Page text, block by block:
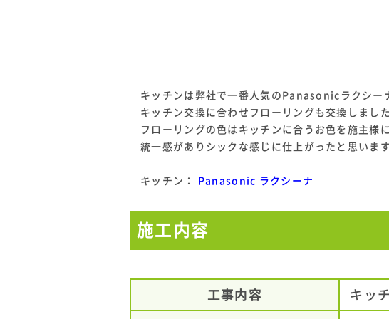
キッチンは弊社で一番人気のPanasonicラクシー
キッチン交換に合わせフローリングも交換しました
フローリングの色はキッチンに合うお色を施主様
統一感がありシックな感じに仕上がったと思います
キッチン： Panasonic ラクシーナ
施工内容
工事内容 キッ